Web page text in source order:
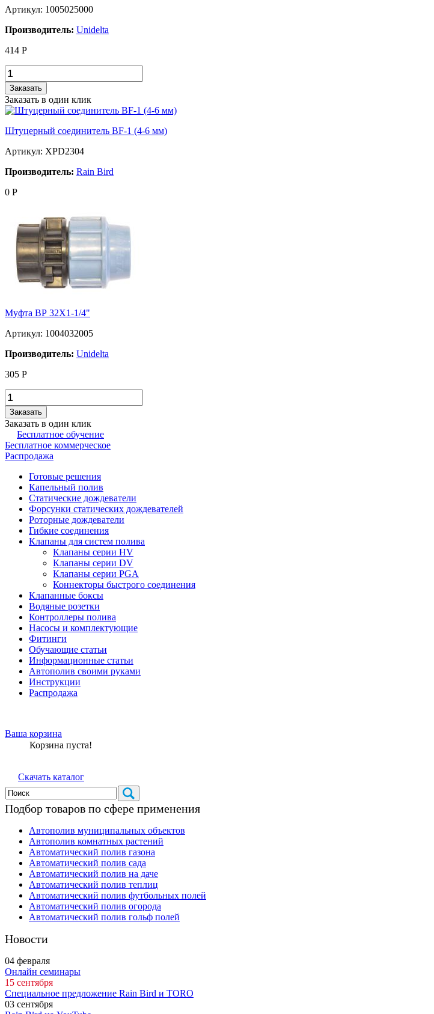
Артикул: 1005025000
Производитель: Unidelta
414 Р
Заказать
Заказать в один клик
Штуцерный соединитель BF-1 (4-6 мм)
Артикул: XPD2304
Производитель: Rain Bird
0 Р
Муфта ВР 32Х1-1/4"
Артикул: 1004032005
Производитель: Unidelta
305 Р
Заказать
Заказать в один клик
Бесплатное обучение
Бесплатное коммерческое
Распродажа
Готовые решения
Капельный полив
Статические дождеватели
Форсунки статических дождевателей
Роторные дождеватели
Гибкие соединения
Клапаны для систем полива
Клапаны серии HV
Клапаны серии DV
Клапаны серии PGA
Коннекторы быстрого соединения
Клапанные боксы
Водяные розетки
Контроллеры полива
Насосы и комплектующие
Фитинги
Обучающие статьи
Информационные статьи
Автополив своими руками
Инструкции
Распродажа
Ваша корзина
Корзина пуста!
Скачать каталог
Подбор товаров по сфере применения
Автополив муниципальных объектов
Автополив комнатных растений
Автоматический полив газона
Автоматический полив сада
Автоматический полив на даче
Автоматический полив теплиц
Автоматический полив футбольных полей
Автоматический полив огорода
Автоматический полив гольф полей
Новости
04 февраля
Онлайн семинары
15 сентября
Специальное предложение Rain Bird и TORO
03 сентября